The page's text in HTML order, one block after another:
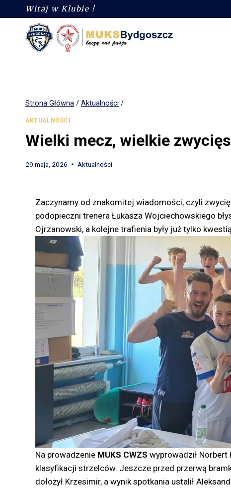
Witaj w Klubie !
Strona Główna / Aktualności /
AKTUALNOŚCI
Wielki mecz, wielkie
29 maja, 2026 Aktualności
Zaczynamy od znakomitej wiadomości, czyli
podopieczni trenera Łukasza Wojciechowskiego
Ojrzanowski, a kolejne trafienia były już tylko
Na prowadzenie MUKS CWZS wyprowadził Norbert
klasyfikacji strzelców. Jeszcze przed przerwą
dołożył Krzesimir, a wynik spotkania ustalił